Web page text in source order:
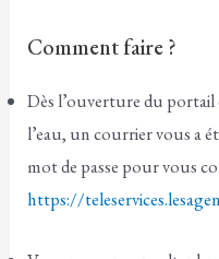
Comment faire ?
Dès l’ouverture du portail
l’eau, un courrier vous a
mot de passe pour vous
https://